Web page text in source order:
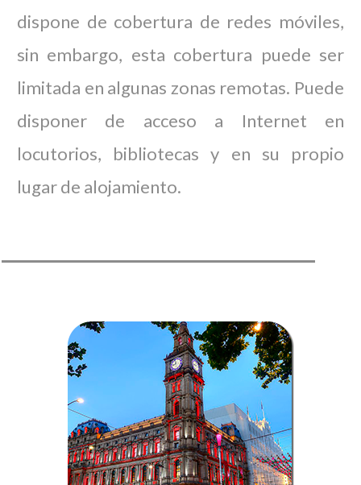
dispone de cobertura de redes móviles,
sin embargo, esta cobertura puede ser
limitada en algunas zonas remotas. Puede
disponer de acceso a Internet en
locutorios, bibliotecas y en su propio
lugar de alojamiento.